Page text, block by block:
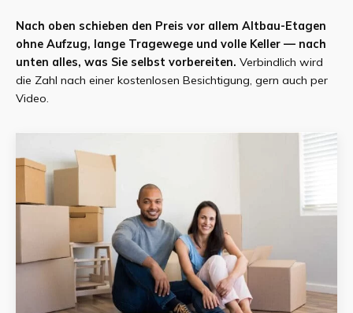
Nach oben schieben den Preis vor allem Altbau-Etagen
ohne Aufzug, lange Tragewege und volle Keller — nach
unten alles, was Sie selbst vorbereiten. Verbindlich wird
die Zahl nach einer kostenlosen Besichtigung, gern auch per
Video.